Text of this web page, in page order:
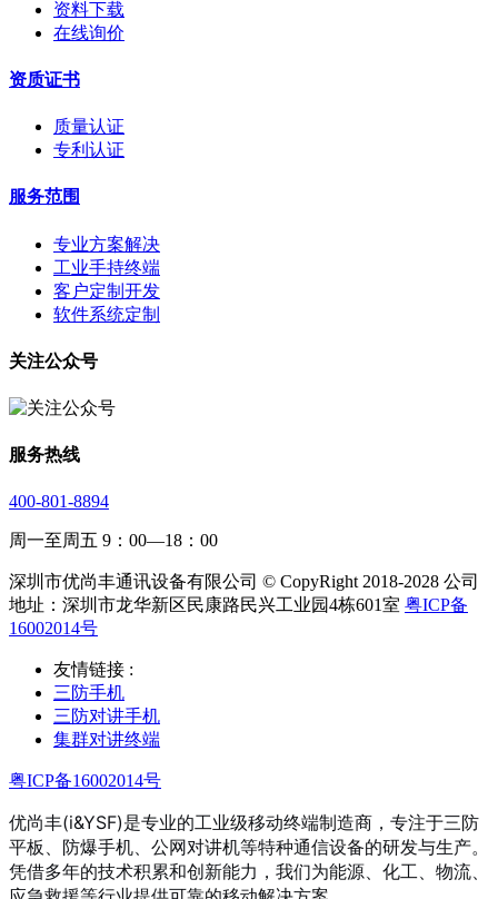
资料下载
在线询价
资质证书
质量认证
专利认证
服务范围
专业方案解决
工业手持终端
客户定制开发
软件系统定制
关注公众号
服务热线
400-801-8894
周一至周五 9：00—18：00
深圳市优尚丰通讯设备有限公司 © CopyRight 2018-2028 公司
地址：深圳市龙华新区民康路民兴工业园4栋601室 粤ICP备
16002014号
友情链接 :
三防手机
三防对讲手机
集群对讲终端
粤ICP备16002014号
优尚丰(i&YSF)是专业的工业级移动终端制造商，专注于三防
平板、防爆手机、公网对讲机等特种通信设备的研发与生产。
凭借多年的技术积累和创新能力，我们为能源、化工、物流、